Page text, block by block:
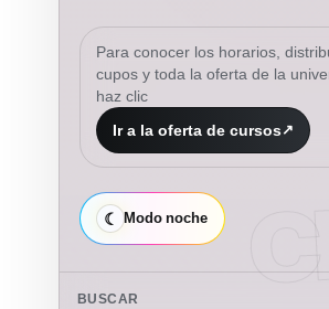
Para conocer los horarios,
cupos y toda la oferta de la
haz clic
Ir a la oferta de cursos
☾ Modo noche
BUSCAR